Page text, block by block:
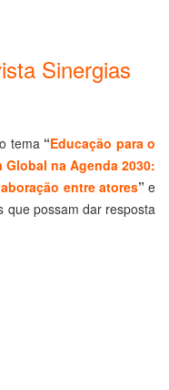
Sinergias
tema “Educação para o
na Agenda 2030:
entre atores” e
que possam dar resposta